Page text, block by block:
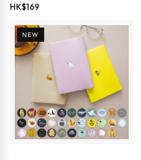
HK$169
NEW